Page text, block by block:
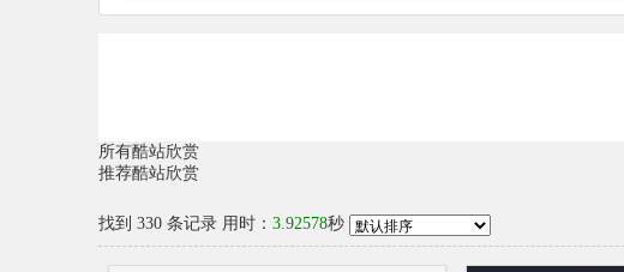
所有酷站欣赏
推荐酷站欣赏
找到 330 条记录 用时： 3.92578秒